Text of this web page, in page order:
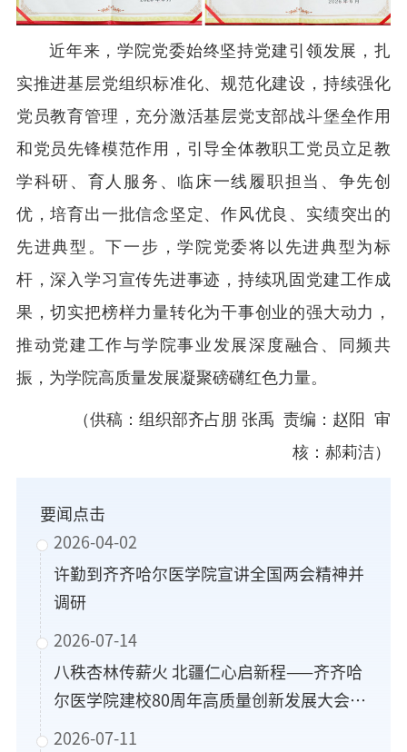
近年来，学院党委始终坚持党建引领发展，扎
实推进基层党组织标准化、规范化建设，持续强化
党员教育管理，充分激活基层党支部战斗堡垒作用
和党员先锋模范作用，引导全体教职工党员立足教
学科研、育人服务、临床一线履职担当、争先创
优，培育出一批信念坚定、作风优良、实绩突出的
先进典型。下一步，学院党委将以先进典型为标
杆，深入学习宣传先进事迹，持续巩固党建工作成
果，切实把榜样力量转化为干事创业的强大动力，
推动党建工作与学院事业发展深度融合、同频共
振，为学院高质量发展凝聚磅礴红色力量。
（供稿：组织部齐占朋 张禹 责编：赵阳 审
核：郝莉洁）
要闻点击
2026-04-02
许勤到齐齐哈尔医学院宣讲全国两会精神并
调研
2026-07-14
八秩杏林传薪火 北疆仁心启新程——齐齐哈
尔医学院建校80周年高质量创新发展大会系
列活动侧记
2026-07-11